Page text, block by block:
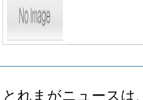
とれまがニュースは